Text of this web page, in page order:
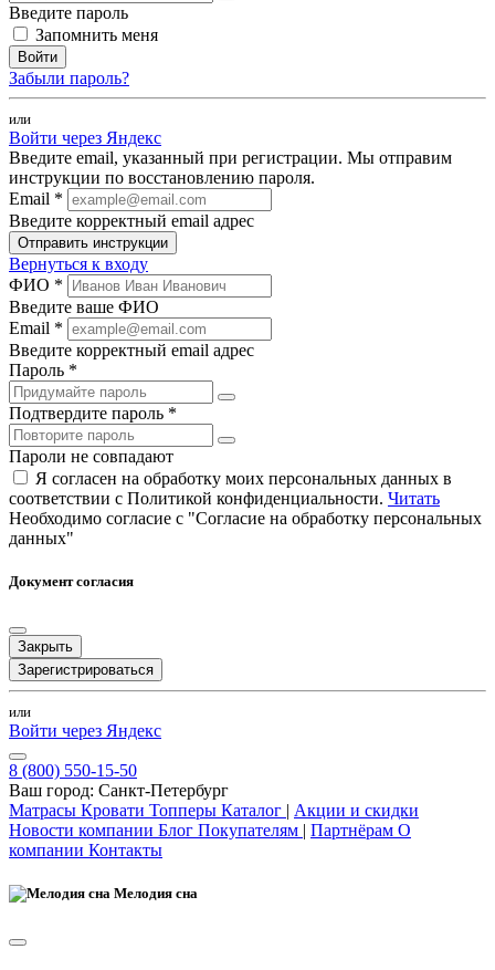
Введите пароль
Запомнить меня
Войти
Забыли пароль?
или
Войти через Яндекс
Введите email, указанный при регистрации. Мы отправим
инструкции по восстановлению пароля.
Email *
Введите корректный email адрес
Отправить инструкции
Вернуться к входу
ФИО *
Введите ваше ФИО
Email *
Введите корректный email адрес
Пароль *
Подтвердите пароль *
Пароли не совпадают
Я согласен на обработку моих персональных данных в
соответствии с Политикой конфиденциальности. Читать
Необходимо согласие с "Согласие на обработку персональных
данных"
Документ согласия
Закрыть
Зарегистрироваться
или
Войти через Яндекс
8 (800) 550-15-50
Ваш город: Санкт-Петербург
Матрасы Кровати Топперы Каталог | Акции и скидки
Новости компании Блог Покупателям | Партнёрам О
компании Контакты
Мелодия сна